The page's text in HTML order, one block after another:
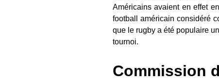
Américains avaient en effet
football américain considéré
que le rugby a été populaire
tournoi.
Commission